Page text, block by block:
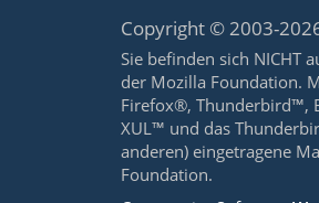
Copyright © 2003-
Sie befinden sich NICHT
der Mozilla Foundation.
Firefox®, Thunderbird™,
XUL™ und das
anderen) eingetragene
Foundation.